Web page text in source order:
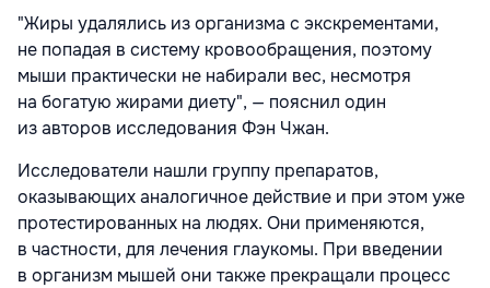
"Жиры удалялись из организма с экскрементами,
не попадая в систему кровообращения, поэтому
мыши практически не набирали вес, несмотря
на богатую жирами диету", — пояснил один
из авторов исследования Фэн Чжан.
Исследователи нашли группу препаратов,
оказывающих аналогичное действие и при этом уже
протестированных на людях. Они применяются,
в частности, для лечения глаукомы. При введении
в организм мышей они также прекращали процесс